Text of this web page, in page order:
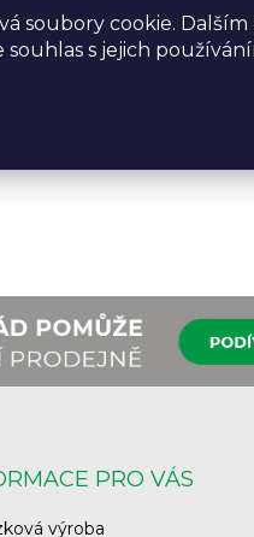
soubory cookie.
s jejich
PRO VÁS
výroba